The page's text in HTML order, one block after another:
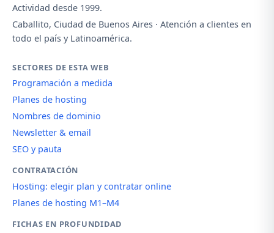
Actividad desde 1999.
Caballito, Ciudad de Buenos Aires · Atención a clientes en
todo el país y Latinoamérica.
SECTORES DE ESTA WEB
Programación a medida
Planes de hosting
Nombres de dominio
Newsletter & email
SEO y pauta
CONTRATACIÓN
Hosting: elegir plan y contratar online
Planes de hosting M1–M4
FICHAS EN PROFUNDIDAD